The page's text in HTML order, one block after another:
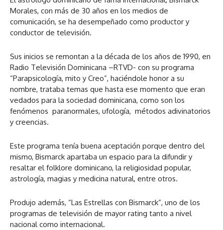
Morales, con más de 30 años en los medios de
comunicación, se ha desempeñado como productor y
conductor de televisión.
Sus inicios se remontan a la década de los años de 1990, en
Radio Televisión Dominicana –RTVD- con su programa
“Parapsicología, mito y Creo”, haciéndole honor a su
nombre, trataba temas que hasta ese momento que eran
vedados para la sociedad dominicana, como son los
fenómenos paranormales, ufología, métodos adivinatorios
y creencias.
Este programa tenía buena aceptación porque dentro del
mismo, Bismarck apartaba un espacio para la difundir y
resaltar el folklore dominicano, la religiosidad popular,
astrología, magias y medicina natural, entre otros.
Produjo además, “Las Estrellas con Bismarck”, uno de los
programas de televisión de mayor rating tanto a nivel
nacional como internacional.